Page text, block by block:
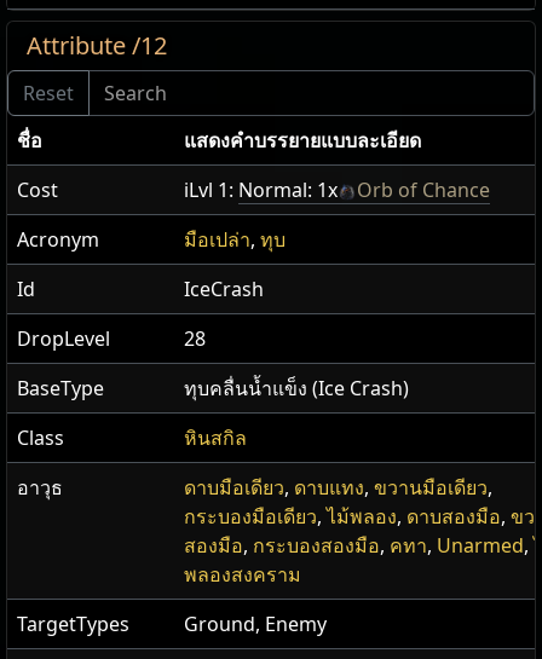
Attribute /12
ชื่อ
แสดง​คำ​บรรยายแบบ​ละเอียด
Cost
iLvl 1: Normal: 1x
Orb of Chance
Acronym
มือเปล่า, ทุบ
Id
IceCrash
DropLevel
28
BaseType
ทุบคลื่นน้ำแข็ง (Ice Crash)
Class
หินสกิล
อาวุธ
ดาบมือเดียว, ดาบแทง, ขวานมือเดียว,
กระบองมือเดียว,ไม้พลอง, ดาบสองมือ, ขว
สองมือ, กระบองสองมือ, คทา, Unarmed,
พลองสงคราม
TargetTypes
Ground, Enemy